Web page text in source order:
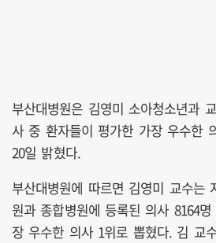
부산대병원은 김영미 소아청소년과
사 중 환자들이 평가한 가장 우수한
20일 밝혔다.
부산대병원에 따르면 김영미 교수는
원과 종합병원에 등록된 의사 8164
장 우수한 의사 1위로 뽑혔다. 김 교